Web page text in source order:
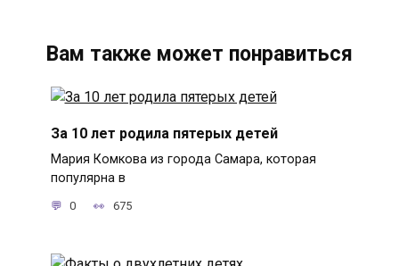
Вам также может понравиться
За 10 лет родила пятерых детей
Мария Комкова из города Самара, которая
популярна в
0 675